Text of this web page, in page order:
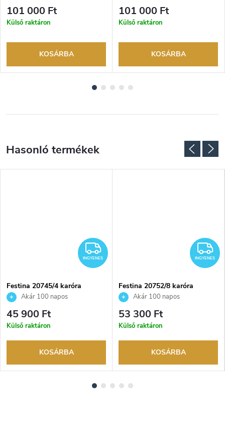
visszaküldési lehetőség. Hivatalos
márkakereskedő.
101 000 Ft
Külső raktáron
KOSÁRBA
visszaküldési lehetőség. Hivatalos
márkakereskedő.
101 000 Ft
Külső raktáron
KOSÁRBA
INGYENES
INGYENES
Festina 20745/4 karóra
Akár 100 napos
visszaküldési lehetőség. Hivatalos
márkakereskedő.
45 900 Ft
Külső raktáron
KOSÁRBA
INGYENES
Festina 20752/8 karóra
Akár 100 napos
visszaküldési lehetőség. Hivatalos
márkakereskedő.
53 300 Ft
Külső raktáron
KOSÁRBA